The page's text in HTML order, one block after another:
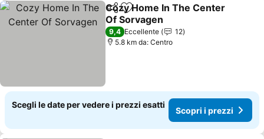
CondividiAggiungi ai preferiti
Cozy Home In The Center
Of Sorvagen
9,4 Eccellente
12
5.8 km da: Centro
Scegli le date per vedere i prezzi esatti
Scopri i prezzi